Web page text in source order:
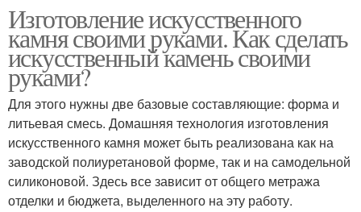
Изготовление искусственного
камня своими руками. Как сделать
искусственный камень своими
руками?
Для этого нужны две базовые составляющие: форма и
литьевая смесь. Домашняя технология изготовления
искусственного камня может быть реализована как на
заводской полиуретановой форме, так и на самодельной
силиконовой. Здесь все зависит от общего метража
отделки и бюджета, выделенного на эту работу.